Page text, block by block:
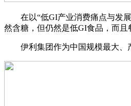
在以“低GI产业消费痛点与发展
然含糖，但仍然是低GI食品，而
伊利集团作为中国规模最大、产